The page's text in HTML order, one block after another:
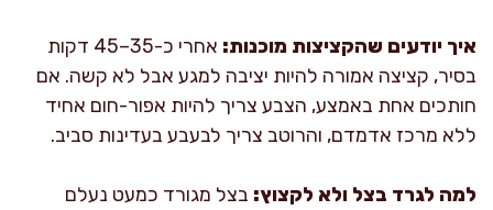
איך יודעים שהקציצות מוכנות:
אחרי כ-35–45 דקות
בסיר, קציצה אמורה להיות יציבה למגע אבל לא קשה. אם
חותכים אחת באמצע, הצבע צריך להיות אפור-חום אחיד
ללא מרכז אדמדם, והרוטב צריך לבעבע בעדינות סביב.
למה לגרד בצל ולא לקצוץ: בצל מגורד כמעט נעלם